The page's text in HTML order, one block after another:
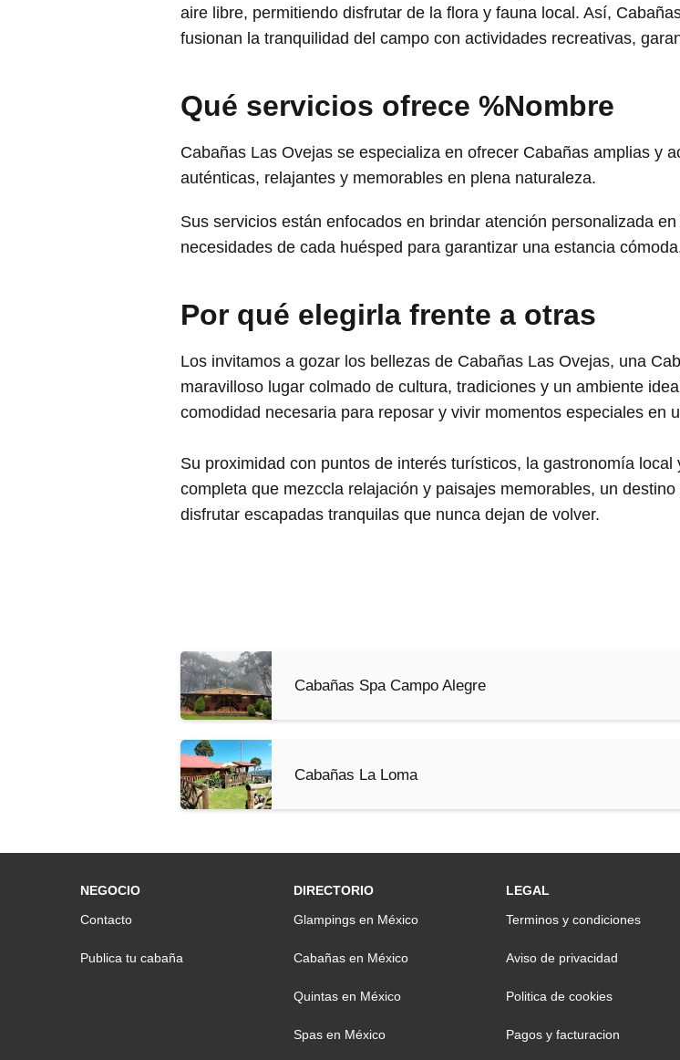
aire libre, permitiendo disfrutar de la flora y fauna local. Así,
fusionan la tranquilidad del campo con actividades recreativas,
Qué servicios ofrece %Nombre
Cabañas Las Ovejas se especializa en ofrecer Cabañas amplias y
auténticas, relajantes y memorables en plena naturaleza.
Sus servicios están enfocados en brindar atención personalizada
necesidades de cada huésped para garantizar una estancia
Por qué elegirla frente a otras
Los invitamos a gozar los bellezas de Cabañas Las Ovejas, una
maravilloso lugar colmado de cultura, tradiciones y un ambiente
comodidad necesaria para reposar y vivir momentos especiales en
Su proximidad con puntos de interés turísticos, la gastronomía
completa que mezccla relajación y paisajes memorables, un
disfrutar escapadas tranquilas que nunca dejan de volver.
Cabañas Spa Campo Alegre
Cabañas La Loma
NEGOCIO
Contacto
Publica tu cabaña
DIRECTORIO
Glampings en México
Cabañas en México
Quintas en México
Spas en México
LEGAL
Terminos y condiciones
Aviso de privacidad
Politica de cookies
Pagos y facturacion